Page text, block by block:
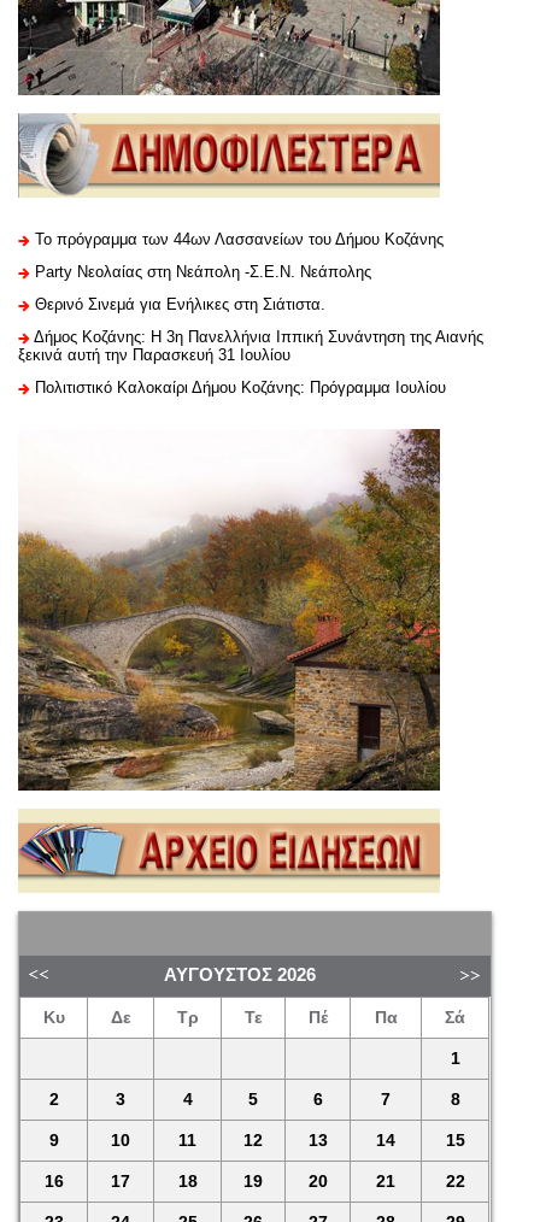
Το πρόγραμμα των 44ων Λασσανείων του Δήμου Κοζάνης
Party Νεολαίας στη Νεάπολη -Σ.Ε.Ν. Νεάπολης
Θερινό Σινεμά για Ενήλικες στη Σιάτιστα.
Δήμος Κοζάνης: Η 3η Πανελλήνια Ιππική Συνάντηση της Αιανής
ξεκινά αυτή την Παρασκευή 31 Ιουλίου
Πολιτιστικό Καλοκαίρι Δήμου Κοζάνης: Πρόγραμμα Ιουλίου
ΑΎΓΟΥΣΤΟΣ 2026
Κυ Δε Τρ Τε Πέ Πα Σά
1
2 3 4 5 6 7 8
9 10 11 12 13 14 15
16 17 18 19 20 21 22